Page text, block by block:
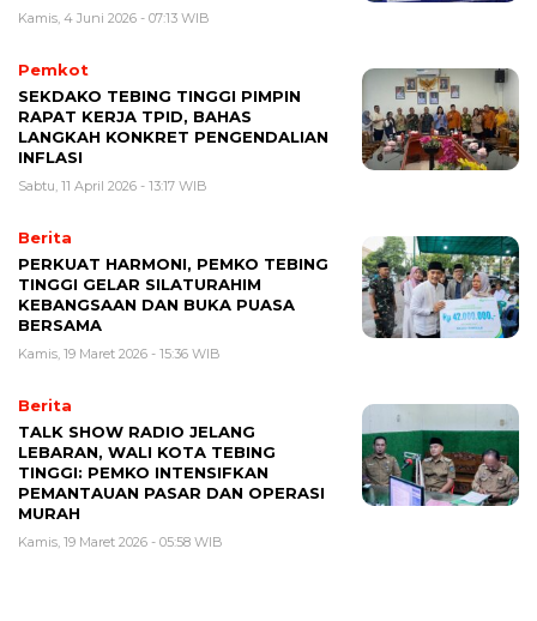
Kamis, 4 Juni 2026 - 07:13 WIB
Pemkot
SEKDAKO TEBING TINGGI PIMPIN
RAPAT KERJA TPID, BAHAS
LANGKAH KONKRET PENGENDALIAN
INFLASI
Sabtu, 11 April 2026 - 13:17 WIB
Berita
PERKUAT HARMONI, PEMKO TEBING
TINGGI GELAR SILATURAHIM
KEBANGSAAN DAN BUKA PUASA
BERSAMA
Kamis, 19 Maret 2026 - 15:36 WIB
Berita
TALK SHOW RADIO JELANG
LEBARAN, WALI KOTA TEBING
TINGGI: PEMKO INTENSIFKAN
PEMANTAUAN PASAR DAN OPERASI
MURAH
Kamis, 19 Maret 2026 - 05:58 WIB